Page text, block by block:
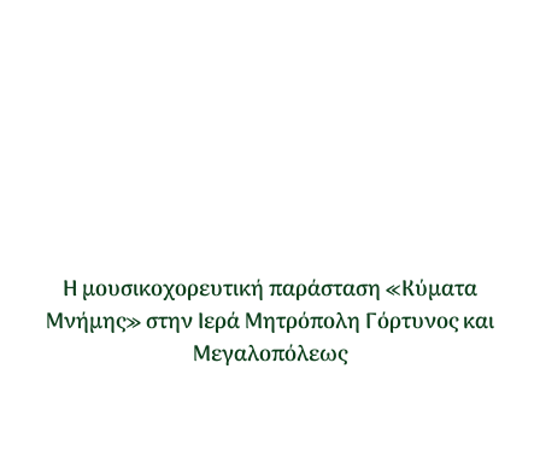
Η μουσικοχορευτική παράσταση «Κύματα
Μνήμης» στην Ιερά Μητρόπολη Γόρτυνος και
Μεγαλοπόλεως